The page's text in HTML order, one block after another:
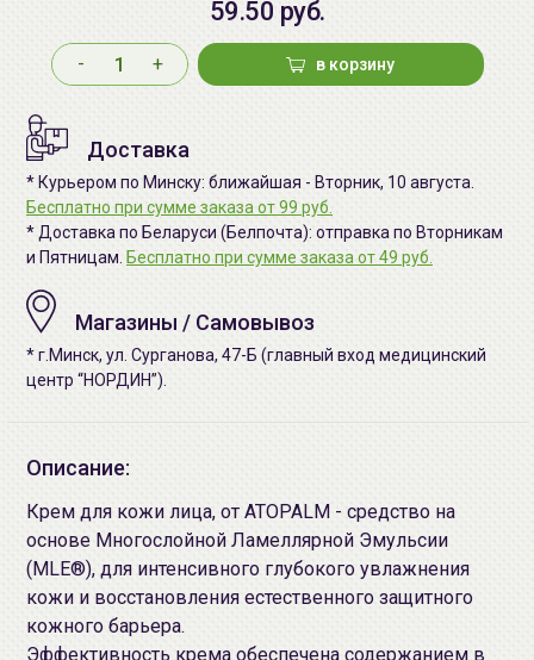
59.50 руб.
- + в корзину
Доставка
* Курьером по Минску: ближайшая - Вторник, 10 августа.
Бесплатно при сумме заказа от 99 руб.
* Доставка по Беларуси (Белпочта): отправка по Вторникам
и Пятницам. Бесплатно при сумме заказа от 49 руб.
Магазины / Самовывоз
* г.Минск, ул. Сурганова, 47-Б (главный вход медицинский
центр “НОРДИН”).
Описание:
Крем для кожи лица, от ATOPALM - средство на
основе Многослойной Ламеллярной Эмульсии
(MLE®), для интенсивного глубокого увлажнения
кожи и восстановления естественного защитного
кожного барьера.
Эффективность крема обеспечена содержанием в